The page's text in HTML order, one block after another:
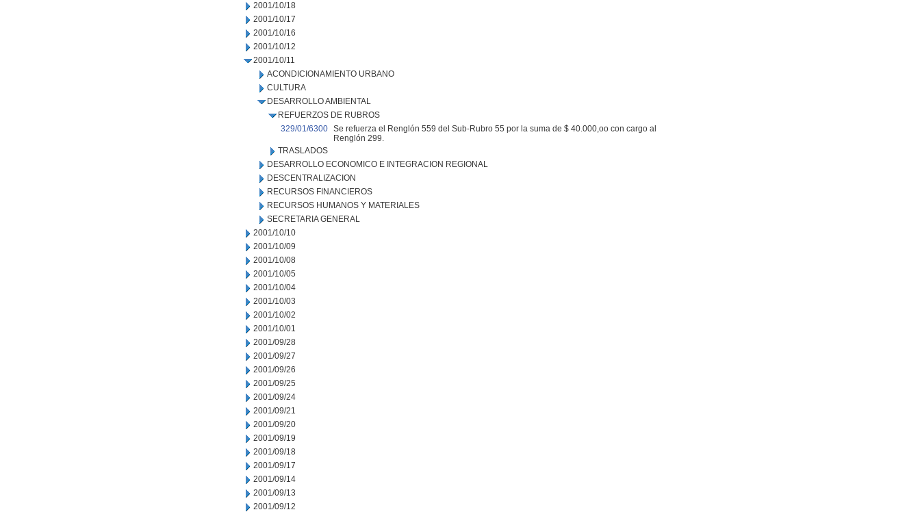
2001/10/18
2001/10/17
2001/10/16
2001/10/12
2001/10/11
ACONDICIONAMIENTO URBANO
CULTURA
DESARROLLO AMBIENTAL
REFUERZOS DE RUBROS
329/01/6300 Se refuerza el Renglón 559 del Sub-Rubro 55 por la suma de $ 40.000,oo con cargo al
Renglón 299.
TRASLADOS
DESARROLLO ECONOMICO E INTEGRACION REGIONAL
DESCENTRALIZACION
RECURSOS FINANCIEROS
RECURSOS HUMANOS Y MATERIALES
SECRETARIA GENERAL
2001/10/10
2001/10/09
2001/10/08
2001/10/05
2001/10/04
2001/10/03
2001/10/02
2001/10/01
2001/09/28
2001/09/27
2001/09/26
2001/09/25
2001/09/24
2001/09/21
2001/09/20
2001/09/19
2001/09/18
2001/09/17
2001/09/14
2001/09/13
2001/09/12